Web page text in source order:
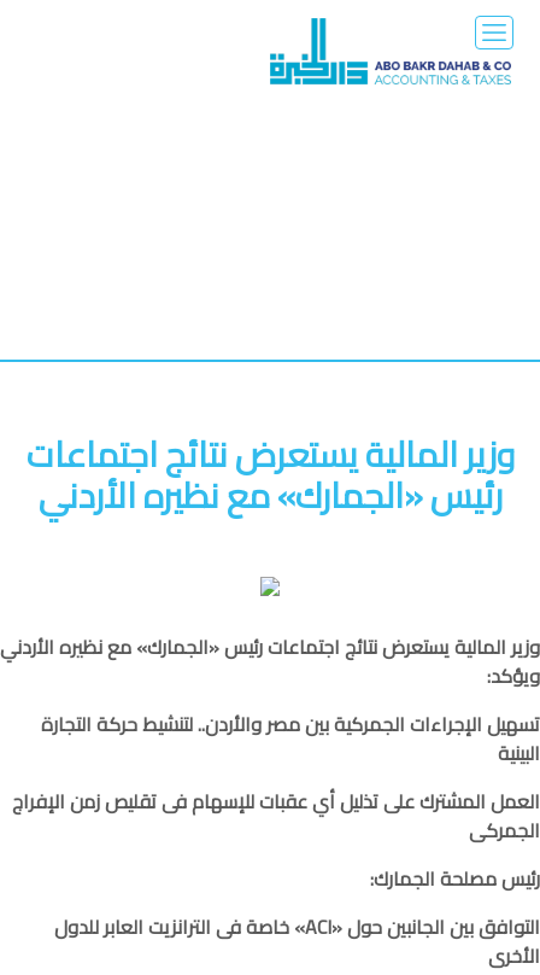
وزير المالية يستعرض نتائج اجتماعات
رئيس «الجمارك» مع نظيره الأردني
وزير المالية يستعرض نتائج اجتماعات رئيس «الجمارك» مع نظيره الأردني
ويؤكد:
تسهيل الإجراءات الجمركية بين مصر والأردن.. لتنشيط حركة التجارة
البينية
العمل المشترك على تذليل أي عقبات للإسهام فى تقليص زمن الإفراج
الجمركى
رئيس مصلحة الجمارك:
التوافق بين الجانبين حول «ACI» خاصة فى الترانزيت العابر للدول
الأخرى